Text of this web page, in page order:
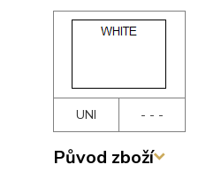
UNI - - -
Původ zboží